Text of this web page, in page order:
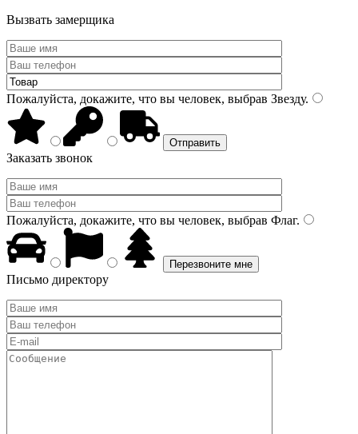
Вызвать замерщика
Пожалуйста, докажите, что вы человек, выбрав Звезду.
Заказать звонок
Пожалуйста, докажите, что вы человек, выбрав Флаг.
Письмо директору